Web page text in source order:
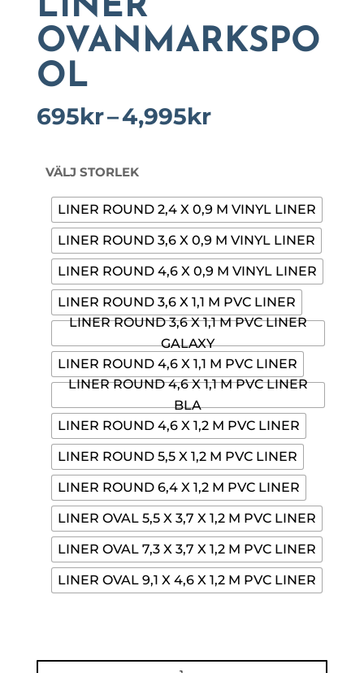
LINER
OVANMARKSPO
OL
695kr–4,995krPrisintervall:
VÄLJ STORLEK
LINER ROUND 2,4 X 0,9 M VINYL LINER
LINER ROUND 3,6 X 0,9 M VINYL LINER
LINER ROUND 4,6 X 0,9 M VINYL LINER
LINER ROUND 3,6 X 1,1 M PVC LINER
LINER ROUND 3,6 X 1,1 M PVC LINER
GALAXY
LINER ROUND 4,6 X 1,1 M PVC LINER
LINER ROUND 4,6 X 1,1 M PVC LINER
BLA
LINER ROUND 4,6 X 1,2 M PVC LINER
LINER ROUND 5,5 X 1,2 M PVC LINER
LINER ROUND 6,4 X 1,2 M PVC LINER
LINER OVAL 5,5 X 3,7 X 1,2 M PVC LINER
LINER OVAL 7,3 X 3,7 X 1,2 M PVC LINER
LINER OVAL 9,1 X 4,6 X 1,2 M PVC LINER